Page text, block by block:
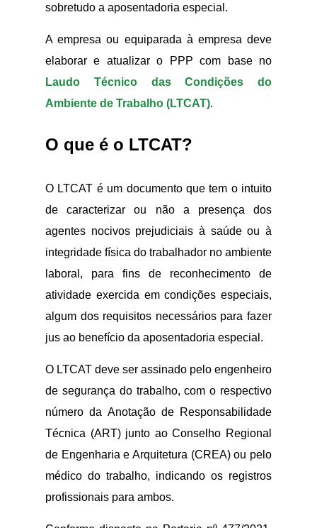
sobretudo a aposentadoria especial.
A empresa ou equiparada à empresa deve
elaborar e atualizar o PPP com base no
Laudo Técnico das Condições do
Ambiente de Trabalho (LTCAT).
O que é o LTCAT?
O LTCAT é um documento que tem o intuito
de caracterizar ou não a presença dos
agentes nocivos prejudiciais à saúde ou à
integridade física do trabalhador no ambiente
laboral, para fins de reconhecimento de
atividade exercida em condições especiais,
algum dos requisitos necessários para fazer
jus ao benefício da aposentadoria especial.
O LTCAT deve ser assinado pelo engenheiro
de segurança do trabalho, com o respectivo
número da Anotação de Responsabilidade
Técnica (ART) junto ao Conselho Regional
de Engenharia e Arquitetura (CREA) ou pelo
médico do trabalho, indicando os registros
profissionais para ambos.